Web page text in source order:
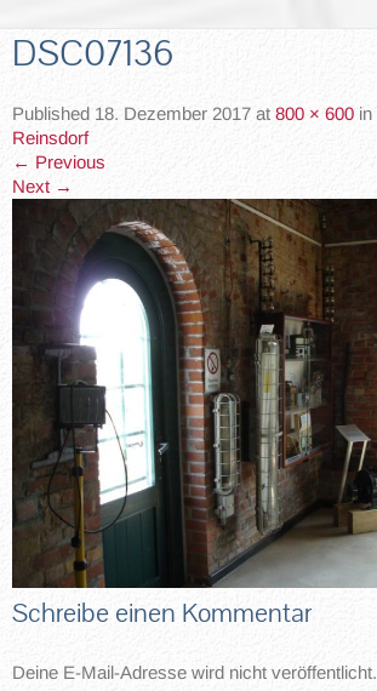
DSC07136
Published 18. Dezember 2017 at 800 × 600 in
Reinsdorf
← Previous
Next →
Schreibe einen Kommentar
Deine E-Mail-Adresse wird nicht veröffentlicht.